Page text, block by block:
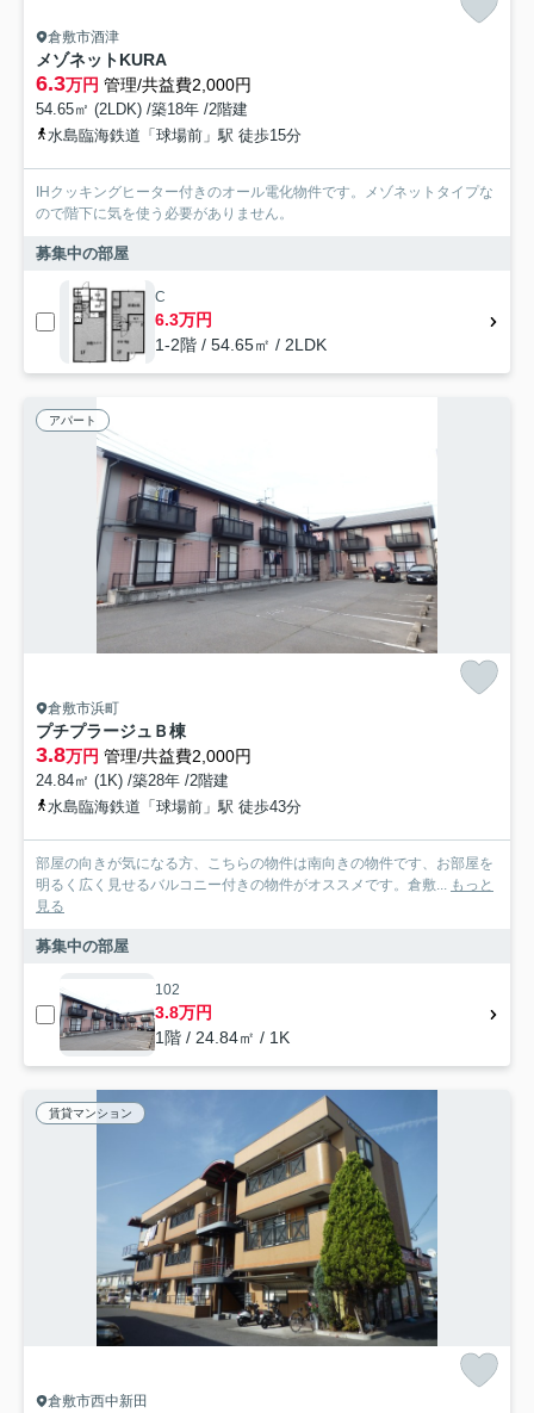
倉敷市酒津
メゾネットKURA
6.3万円 管理/共益費2,000円
54.65㎡ (2LDK) /築18年 /2階建
水島臨海鉄道「球場前」駅 徒歩15分
IHクッキングヒーター付きのオール電化物件です。メゾネットタイプな
ので階下に気を使う必要がありません。
募集中の部屋
C
6.3万円
1-2階 / 54.65㎡ / 2LDK
アパート
倉敷市浜町
プチプラージュＢ棟
3.8万円 管理/共益費2,000円
24.84㎡ (1K) /築28年 /2階建
水島臨海鉄道「球場前」駅 徒歩43分
部屋の向きが気になる方、こちらの物件は南向きの物件です、お部屋を
明るく広く見せるバルコニー付きの物件がオススメです。倉敷... もっと
見る
募集中の部屋
102
3.8万円
1階 / 24.84㎡ / 1K
賃貸マンション
倉敷市西中新田